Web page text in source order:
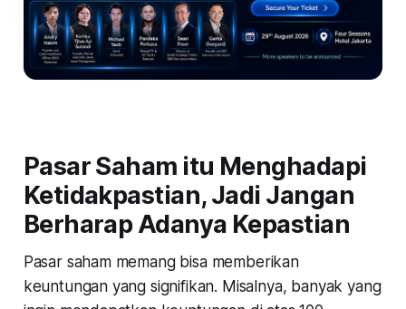
Pasar Saham itu Menghadapi
Ketidakpastian, Jadi Jangan
Berharap Adanya Kepastian
Pasar saham memang bisa memberikan
keuntungan yang signifikan. Misalnya, banyak yang